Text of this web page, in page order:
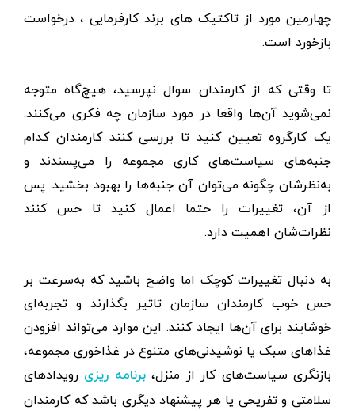
چهارمین مورد از تاکتیک های برند کارفرمایی ، درخواست
بازخورد است.
تا وقتی که از کارمندان سوال نپرسید، هیچ‌گاه متوجه
نمی‌شوید آن‌ها واقعا در مورد سازمان چه فکری می‌کنند.
یک کارگروه تعیین کنید تا بررسی کنند کارمندان کدام
جنبه‌های سیاست‌های کاری مجموعه را می‌پسندند و
به‌نظرشان چگونه می‌توان آن جنبه‌ها را بهبود بخشید. پس
از آن، تغییرات را حتما اعمال کنید تا حس کنند
نظرات‌شان اهمیت دارد.
به دنبال تغییرات کوچک اما واضح باشید که به‌سرعت بر
حس خوب کارمندان سازمان تاثیر بگذارند و تجربه‌ای
خوشایند برای آن‌ها ایجاد کنند. این موارد می‌تواند افزودن
غذاهای سبک یا نوشیدنی‌های متنوع در غذاخوری مجموعه،
بازنگری سیاست‌های کار از منزل،برنامه ریزی رویدادهای
سلامتی و تفریحی یا هر پیشنهاد دیگری باشد که کارمندان